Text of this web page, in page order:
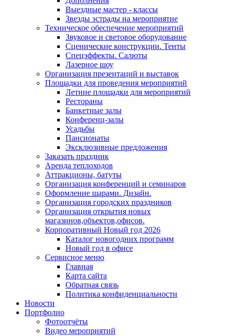
Выездные мастер - классы
Звезды эстрады на мероприятие
Техническое обеспечение мероприятий
Звуковое и световое оборудование
Сценические конструкции. Тенты
Спецэффекты. Салюты
Лазерное шоу
Организация презентаций и выставок
Площадки для проведения мероприятий
Летние площадки для мероприятий
Рестораны
Банкетные залы
Конференц-залы
Усадьбы
Пансионаты
Эксклюзивные предложения
Заказать праздник
Аренда теплоходов
Аттракционы, батуты
Организация конференций и семинаров
Оформление шарами. Дизайн.
Организация городских праздников
Организация открытия новых
магазинов,объектов,офисов.
Корпоративный Новый год 2026
Каталог новогодних программ
Новый год в офисе
Сервисное меню
Главная
Карта сайта
Обратная связь
Политика конфиденциальности
Новости
Портфолио
Фотоотчёты
Видео мероприятий